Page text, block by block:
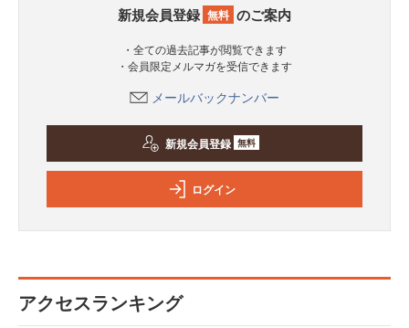
新規会員登録 無料 のご案内
・全ての過去記事が閲覧できます
・会員限定メルマガを受信できます
メールバックナンバー
新規会員登録 無料
ログイン
アクセスランキング